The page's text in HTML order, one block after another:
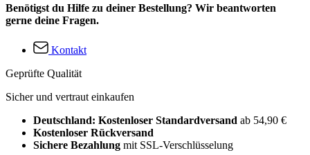
Benötigst du Hilfe zu deiner Bestellung? Wir beantworten
gerne deine Fragen.
Kontakt
Geprüfte Qualität
Sicher und vertraut einkaufen
Deutschland: Kostenloser Standardversand ab 54,90 €
Kostenloser Rückversand
Sichere Bezahlung mit SSL-Verschlüsselung